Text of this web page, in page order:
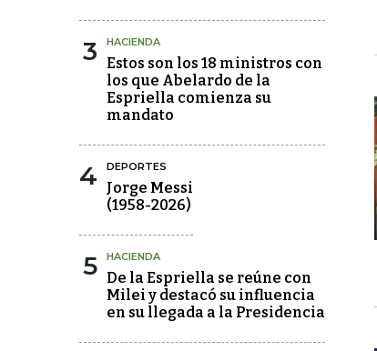
3 HACIENDA
Estos son los 18 ministros con
los que Abelardo de la
Espriella comienza su
mandato
4 DEPORTES
Jorge Messi
(1958-2026)
5 HACIENDA
De la Espriella se reúne con
Milei y destacó su influencia
en su llegada a la Presidencia